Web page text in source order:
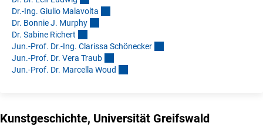
Dr.-Ing. Giulio Malavolta
Dr. Bonnie J. Murphy
Dr. Sabine Richert
Jun.-Prof. Dr.-Ing. Clarissa Schönecker
Jun.-Prof. Dr. Vera Traub
Jun.-Prof. Dr. Marcella Woud
Kunstgeschichte, Universität Greifswald